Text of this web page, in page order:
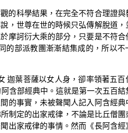
的科學結果，在完全不符合理證與
，世尊在世的時候只弘傳解脫道，
摩訶衍大乘的部分，只要是不符合
的部派教團漸漸結集成的，所以不
迦葉菩薩以女人身，卻率領著五百
含部經典中。這就是第一次五百結
的事實，未被聲聞人記入阿含經典
制定的出家戒律，不論是比丘僧團
出家戒律的事情。然而《長阿含經